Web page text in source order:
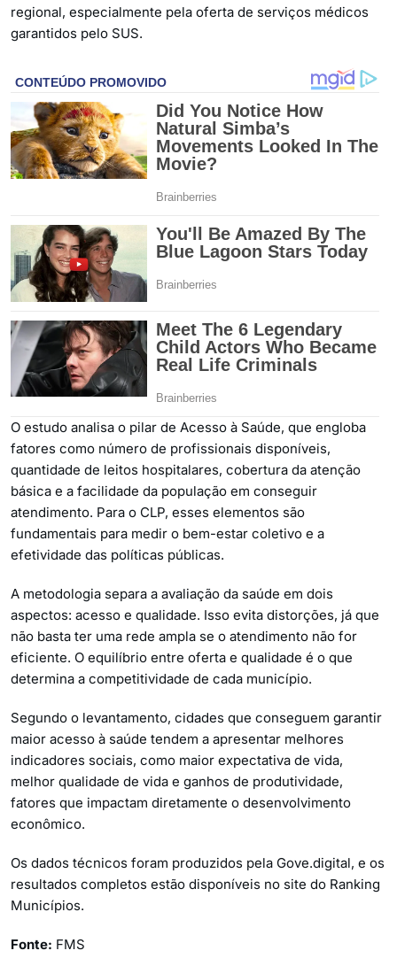
regional, especialmente pela oferta de serviços médicos
garantidos pelo SUS.
O estudo analisa o pilar de Acesso à Saúde, que engloba
fatores como número de profissionais disponíveis,
quantidade de leitos hospitalares, cobertura da atenção
básica e a facilidade da população em conseguir
atendimento. Para o CLP, esses elementos são
fundamentais para medir o bem-estar coletivo e a
efetividade das políticas públicas.
A metodologia separa a avaliação da saúde em dois
aspectos: acesso e qualidade. Isso evita distorções, já que
não basta ter uma rede ampla se o atendimento não for
eficiente. O equilíbrio entre oferta e qualidade é o que
determina a competitividade de cada município.
Segundo o levantamento, cidades que conseguem garantir
maior acesso à saúde tendem a apresentar melhores
indicadores sociais, como maior expectativa de vida,
melhor qualidade de vida e ganhos de produtividade,
fatores que impactam diretamente o desenvolvimento
econômico.
Os dados técnicos foram produzidos pela Gove.digital, e os
resultados completos estão disponíveis no site do Ranking
Municípios.
Fonte: FMS